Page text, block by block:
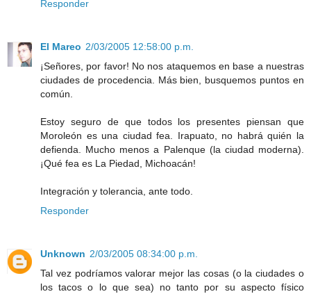
Responder
El Mareo 2/03/2005 12:58:00 p.m.
¡Señores, por favor! No nos ataquemos en base a nuestras
ciudades de procedencia. Más bien, busquemos puntos en
común.
Estoy seguro de que todos los presentes piensan que
Moroleón es una ciudad fea. Irapuato, no habrá quién la
defienda. Mucho menos a Palenque (la ciudad moderna).
¡Qué fea es La Piedad, Michoacán!
Integración y tolerancia, ante todo.
Responder
Unknown 2/03/2005 08:34:00 p.m.
Tal vez podríamos valorar mejor las cosas (o la ciudades o
los tacos o lo que sea) no tanto por su aspecto físico